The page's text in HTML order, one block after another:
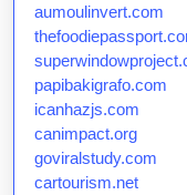
aumoulinvert.com
papibakigrafo.com
icanhazjs.com
canimpact.org
goviralstudy.com
cartourism.net